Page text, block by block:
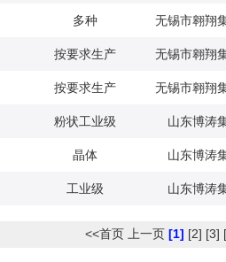
多种 无锡市翱翔
按要求生产 无锡市翱翔
按要求生产 无锡市翱翔
粉状工业级 山东博涛
晶体 山东博涛
工业级 山东博涛
<<首页 上一页 [1] [2] [3]